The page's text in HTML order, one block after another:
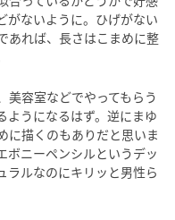
がないように。ひげがない
あれば、長さはこまめに整
美容室などでやってもらう
ようになるはず。逆にまゆ
に描くのもありだと思いま
ボニーペンシルというデッ
ラルなのにキリッと男性ら